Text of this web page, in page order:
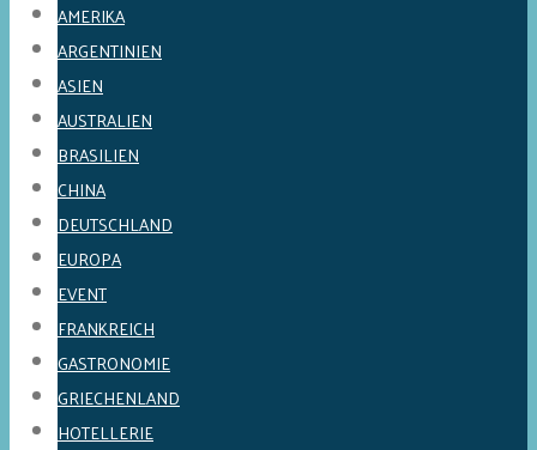
AMERIKA
ARGENTINIEN
ASIEN
AUSTRALIEN
BRASILIEN
CHINA
DEUTSCHLAND
EUROPA
EVENT
FRANKREICH
GASTRONOMIE
GRIECHENLAND
HOTELLERIE